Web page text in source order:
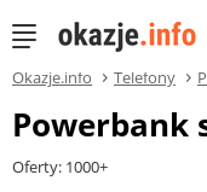
Okazje.info Telefony
Powerbank
Oferty: 1000+